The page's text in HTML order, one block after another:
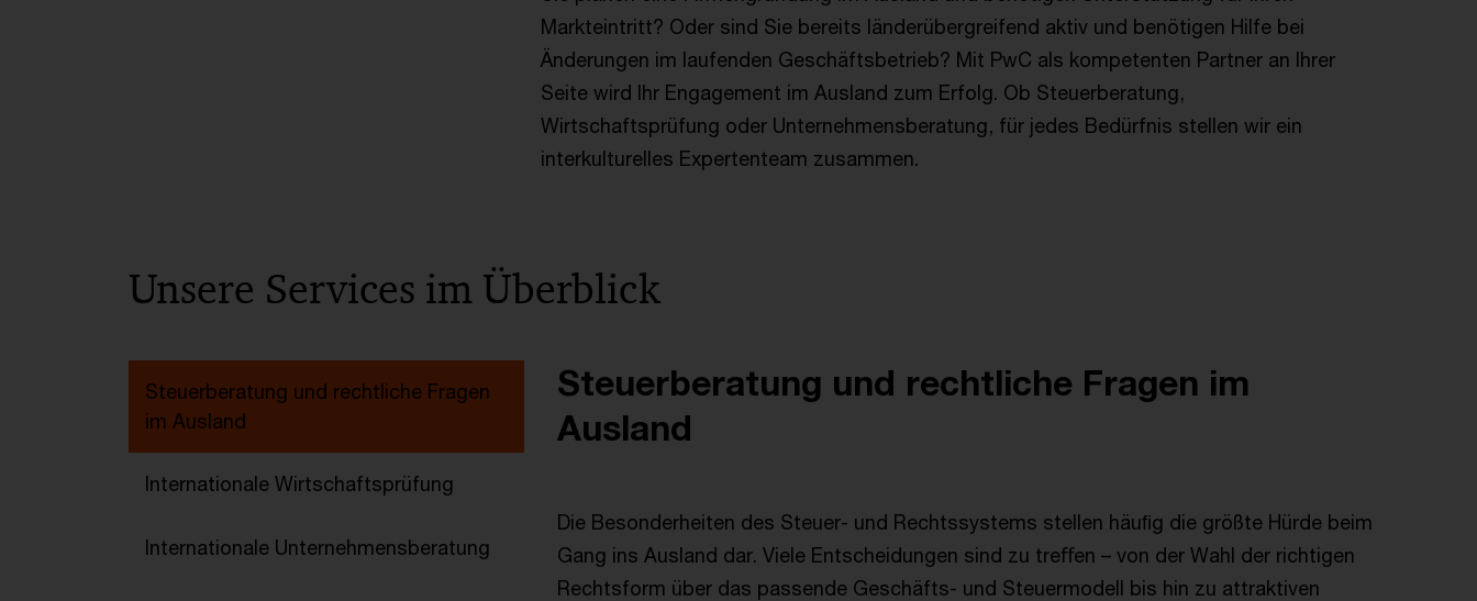
Markteintritt? Oder sind Sie bereits länderübergreifend aktiv und benötigen Hilfe bei
Änderungen im laufenden Geschäftsbetrieb? Mit PwC als kompetenten Partner an Ihrer
Seite wird Ihr Engagement im Ausland zum Erfolg. Ob Steuerberatung,
Wirtschaftsprüfung oder Unternehmensberatung, für jedes Bedürfnis stellen wir ein
interkulturelles Expertenteam zusammen.
Unsere Services im Überblick
Steuerberatung und rechtliche Fragen
im Ausland
Internationale Wirtschaftsprüfung
Internationale Unternehmensberatung
Steuerberatung und rechtliche Fragen im
Ausland
Die Besonderheiten des Steuer- und Rechtssystems stellen häuﬁg die größte Hürde beim
Gang ins Ausland dar. Viele Entscheidungen sind zu treﬀen – von der Wahl der richtigen
Rechtsform über das passende Geschäfts- und Steuermodell bis hin zu attraktiven